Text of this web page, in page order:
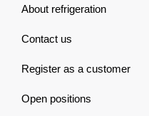
About refrigeration
Contact us
Register as a customer
Open positions